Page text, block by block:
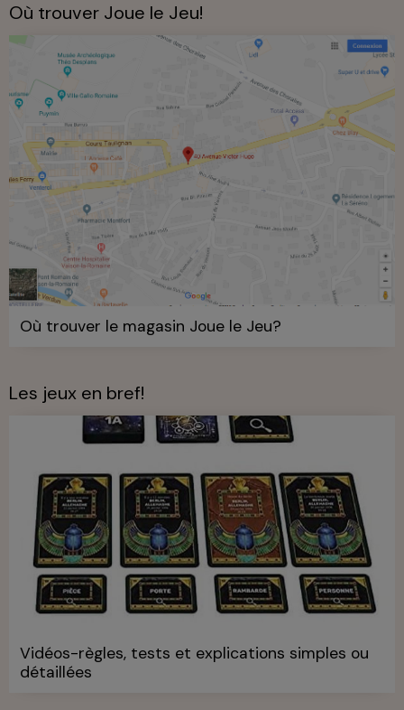
Où trouver Joue le Jeu!
Où trouver le magasin Joue le Jeu?
Les jeux en bref!
Vidéos-règles, tests et explications simples ou
détaillées